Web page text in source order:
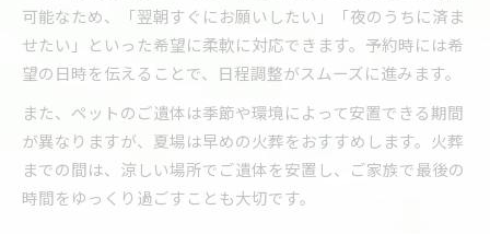
可能なため、「翌朝すぐにお願いしたい」「夜のうちに済ま
せたい」といった希望に柔軟に対応できます。予約時には希
望の日時を伝えることで、日程調整がスムーズに進みます。
また、ペットのご遺体は季節や環境によって安置できる期間
が異なりますが、夏場は早めの火葬をおすすめします。火葬
までの間は、涼しい場所でご遺体を安置し、ご家族で最後の
時間をゆっくり過ごすことも大切です。